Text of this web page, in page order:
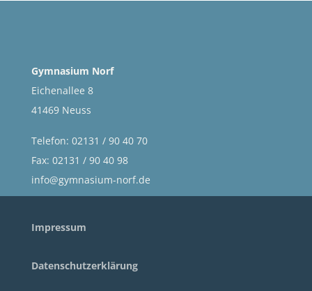
Gymnasium Norf
Eichenallee 8
41469 Neuss
Telefon: 02131 / 90 40 70
Fax: 02131 / 90 40 98
info@gymnasium-norf.de
Impressum
Datenschutzerklärung